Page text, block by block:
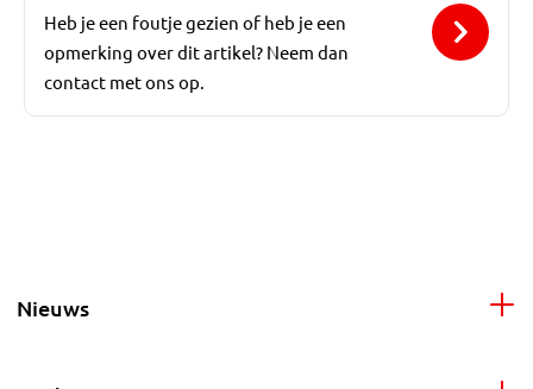
Heb je een foutje gezien of heb je een
opmerking over dit artikel? Neem dan
contact met ons op.
Nieuws